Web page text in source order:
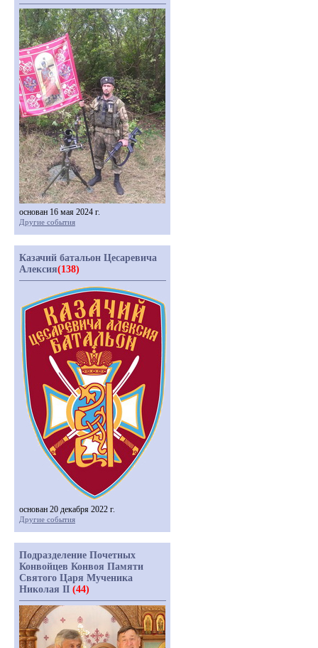
основан 16 мая 2024 г.
Другие события
Казачий батальон Цесаревича
Алексия(138)
основан 20 декабря 2022 г.
Другие события
Подразделение Почетных
Конвойцев Конвоя Памяти
Святого Царя Мученика
Николая II (44)